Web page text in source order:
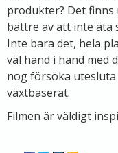
produkter? Det
bättre av att inte äta
Inte bara det, hela
väl hand i hand med
nog försöka
växtbaserat.
Filmen är väldigt